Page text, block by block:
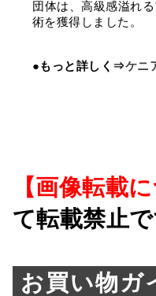
団体は、高級感溢れ
術を獲得しました。
●もっと詳しく⇒ケニ
【画像転載
て転載禁止で
お買い